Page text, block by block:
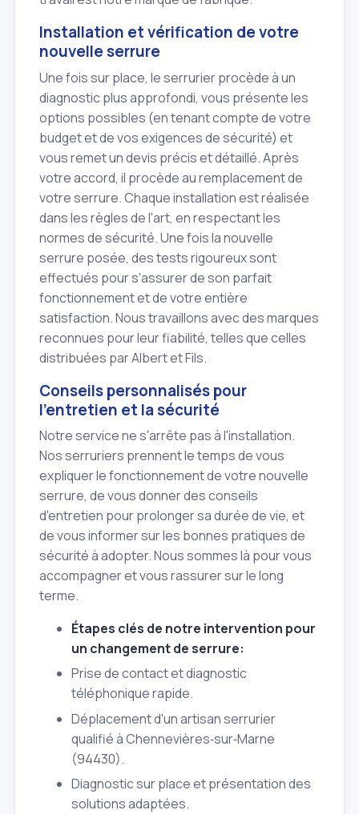
Installation et vérification de votre
nouvelle serrure
Une fois sur place, le serrurier procède à un
diagnostic plus approfondi, vous présente les
options possibles (en tenant compte de votre
budget et de vos exigences de sécurité) et
vous remet un devis précis et détaillé. Après
votre accord, il procède au remplacement de
votre serrure. Chaque installation est réalisée
dans les règles de l'art, en respectant les
normes de sécurité. Une fois la nouvelle
serrure posée, des tests rigoureux sont
effectués pour s'assurer de son parfait
fonctionnement et de votre entière
satisfaction. Nous travaillons avec des marques
reconnues pour leur fiabilité, telles que celles
distribuées par Albert et Fils.
Conseils personnalisés pour
l'entretien et la sécurité
Notre service ne s'arrête pas à l'installation.
Nos serruriers prennent le temps de vous
expliquer le fonctionnement de votre nouvelle
serrure, de vous donner des conseils
d'entretien pour prolonger sa durée de vie, et
de vous informer sur les bonnes pratiques de
sécurité à adopter. Nous sommes là pour vous
accompagner et vous rassurer sur le long
terme.
Étapes clés de notre intervention pour
un changement de serrure:
Prise de contact et diagnostic
téléphonique rapide.
Déplacement d'un artisan serrurier
qualifié à Chennevières‑sur‑Marne
(94430).
Diagnostic sur place et présentation des
solutions adaptées.